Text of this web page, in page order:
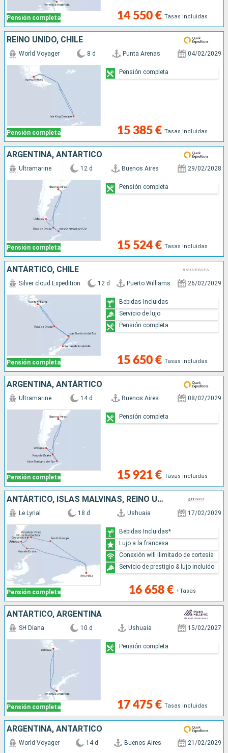
Pensión completa 14 550 € Tasas incluidas
REINO UNIDO, CHILE
Pensión completa
World Voyager 8 d Punta Arenas 04/02/2029
15 385 € Tasas incluidas
Pensión completa
ARGENTINA, ANTÁRTICO
Pensión completa
Ultramarine 12 d Buenos Aires 29/02/2028
15 524 € Tasas incluidas
Pensión completa
ANTÁRTICO, CHILE
Pensión completa
Silver cloud Expedition 12 d Puerto Williams 26/02/2029
15 650 € Tasas incluidas
Bebidas Incluidas
Servicio de lujo
Pensión completa
ARGENTINA, ANTÁRTICO
Pensión completa
Ultramarine 14 d Buenos Aires 08/02/2029
15 921 € Tasas incluidas
Pensión completa
ANTÁRTICO, ISLAS MALVINAS, REINO UNIDO, ARGENTINA
Pensión completa
Le Lyrial 18 d Ushuaia 17/02/2029
16 658 € +Tasas
Bebidas Incluidas*
Lujo a la francesa
Conexión wifi ilimitado de cortesía
Servicio de prestigio & lujo incluido
ANTÁRTICO, ARGENTINA
Pensión completa
SH Diana 10 d Ushuaia 15/02/2027
17 475 € Tasas incluidas
Pensión completa
ARGENTINA, ANTÁRTICO
World Voyager 14 d Buenos Aires 21/02/2029